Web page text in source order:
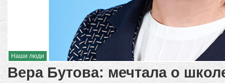
Наши люди
Вера Бутова: мечтала о